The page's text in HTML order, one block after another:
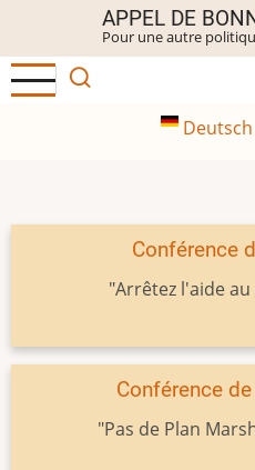
contenu
principal
APPEL DE
Pour une autre
Deutsch
Conférence
"Arrêtez l'aide
Conférence
"Pas de Plan